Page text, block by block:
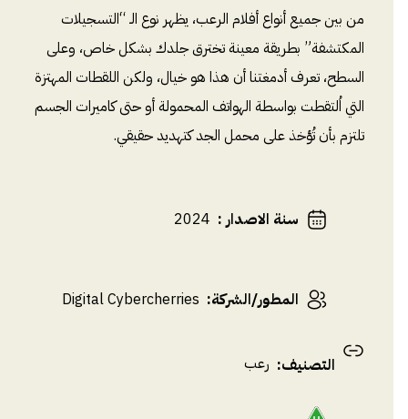
من بين جميع أنواع أفلام الرعب، يظهر نوع الـ “التسجيلات
المكتشفة” بطريقة معينة تخترق جلدك بشكل خاص، وعلى
السطح، تعرف أدمغتنا أن هذا هو خيال، ولكن اللقطات المهتزة
التي اُلتقطت بواسطة الهواتف المحمولة أو حتى كاميرات الجسم
تلتزم بأن تُؤخذ على محمل الجد كتهديد حقيقي.
سنة الاصدار:
2024
المطور/الشركة:
Digital Cybercherries
التصنيف: رعب